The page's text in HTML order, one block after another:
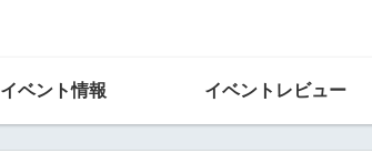
イベント情報 イベントレビュー